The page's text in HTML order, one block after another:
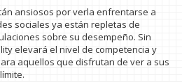
ansiosos por verla enfrentarse a
sociales ya están repletas de
sobre su desempeño. Sin
elevará el nivel de competencia y
aquellos que disfrutan de ver a sus